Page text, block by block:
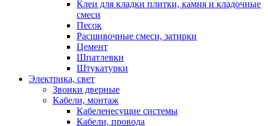
Клеи для кладки плитки, камня и кладочные
смеси
Песок
Расшивочные смеси, затирки
Цемент
Шпатлевки
Штукатурки
Электрика, свет
Звонки дверные
Кабели, монтаж
Кабеленесущие системы
Кабели, провода